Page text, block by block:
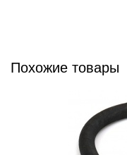
Похожие товары